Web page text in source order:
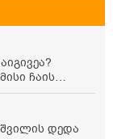
ჩაის
კარგი?
1 ჩაის
და
1-2 საათში.
დედა